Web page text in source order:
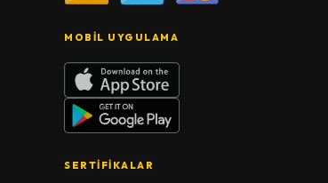
MOBIL UYGULAMA
SERTIFIKALAR